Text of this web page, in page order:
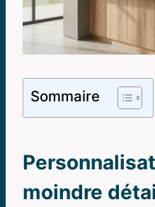
Sommaire
moindre